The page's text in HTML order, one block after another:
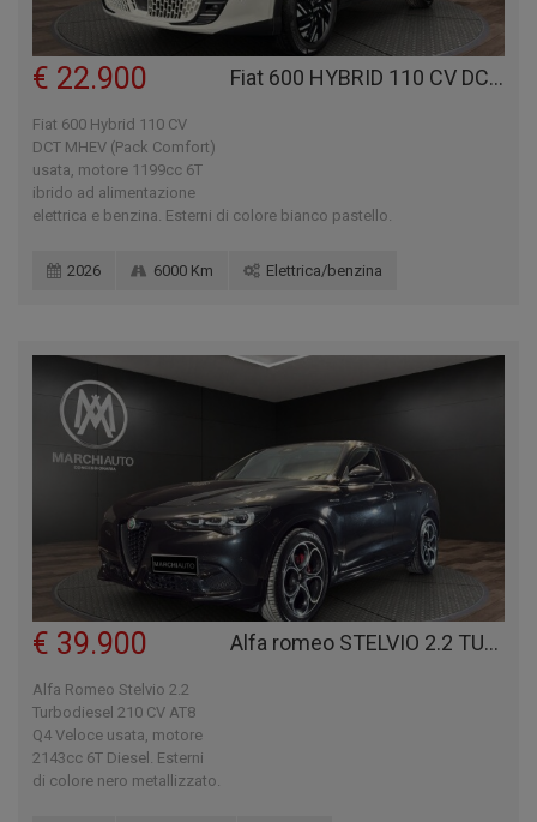
Fiat 600 HYBRID 110 CV DCT MHEV (PACK COMFORT)
€ 22.900
Fiat 600 Hybrid 110 CV
DCT MHEV (Pack Comfort)
usata, motore 1199cc 6T
ibrido ad alimentazione
elettrica e benzina. Esterni di colore bianco pastello.
2026 6000 Km Elettrica/benzina
Alfa romeo STELVIO 2.2 TURBODIESEL 210 CV AT8 Q4 VELOCE
€ 39.900
Alfa Romeo Stelvio 2.2
Turbodiesel 210 CV AT8
Q4 Veloce usata, motore
2143cc 6T Diesel. Esterni
di colore nero metallizzato.